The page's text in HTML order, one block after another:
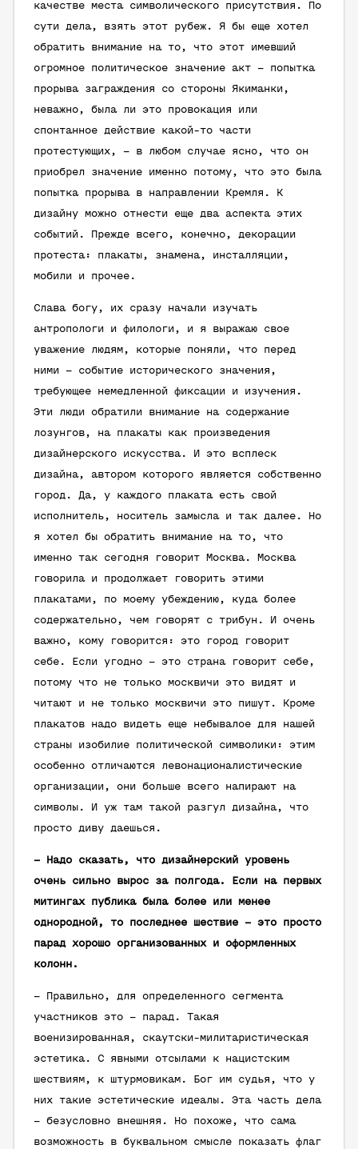
качестве места символического присутствия. По
сути дела, взять этот рубеж. Я бы еще хотел
обратить внимание на то, что этот имевший
огромное политическое значение акт – попытка
прорыва заграждения со стороны Якиманки,
неважно, была ли это провокация или
спонтанное действие какой-то части
протестующих, – в любом случае ясно, что он
приобрел значение именно потому, что это была
попытка прорыва в направлении Кремля. К
дизайну можно отнести еще два аспекта этих
событий. Прежде всего, конечно, декорации
протеста: плакаты, знамена, инсталляции,
мобили и прочее.
Слава богу, их сразу начали изучать
антропологи и филологи, и я выражаю свое
уважение людям, которые поняли, что перед
ними – событие исторического значения,
требующее немедленной фиксации и изучения.
Эти люди обратили внимание на содержание
лозунгов, на плакаты как произведения
дизайнерского искусства. И это всплеск
дизайна, автором которого является собственно
город. Да, у каждого плаката есть свой
исполнитель, носитель замысла и так далее. Но
я хотел бы обратить внимание на то, что
именно так сегодня говорит Москва. Москва
говорила и продолжает говорить этими
плакатами, по моему убеждению, куда более
содержательно, чем говорят с трибун. И очень
важно, кому говорится: это город говорит
себе. Если угодно – это страна говорит себе,
потому что не только москвичи это видят и
читают и не только москвичи это пишут. Кроме
плакатов надо видеть еще небывалое для нашей
страны изобилие политической символики: этим
особенно отличаются левонационалистические
организации, они больше всего напирают на
символы. И уж там такой разгул дизайна, что
просто диву даешься.
– Надо сказать, что дизайнерский уровень
очень сильно вырос за полгода. Если на первых
митингах публика была более или менее
однородной, то последнее шествие – это просто
парад хорошо организованных и оформленных
колонн.
– Правильно, для определенного сегмента
участников это – парад. Такая
военизированная, скаутски-милитаристическая
эстетика. С явными отсылами к нацистским
шествиям, к штурмовикам. Бог им судья, что у
них такие эстетические идеалы. Эта часть дела
– безусловно внешняя. Но похоже, что сама
возможность в буквальном смысле показать флаг